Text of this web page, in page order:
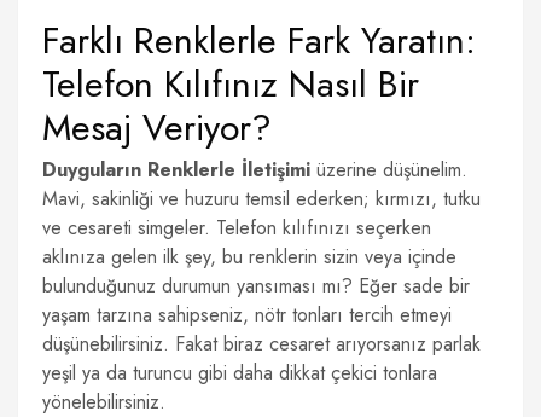
Farklı Renklerle Fark Yaratın:
Telefon Kılıfınız Nasıl Bir
Mesaj Veriyor?
Duyguların Renklerle İletişimi üzerine düşünelim.
Mavi, sakinliği ve huzuru temsil ederken; kırmızı, tutku
ve cesareti simgeler. Telefon kılıfınızı seçerken
aklınıza gelen ilk şey, bu renklerin sizin veya içinde
bulunduğunuz durumun yansıması mı? Eğer sade bir
yaşam tarzına sahipseniz, nötr tonları tercih etmeyi
düşünebilirsiniz. Fakat biraz cesaret arıyorsanız parlak
yeşil ya da turuncu gibi daha dikkat çekici tonlara
yönelebilirsiniz.